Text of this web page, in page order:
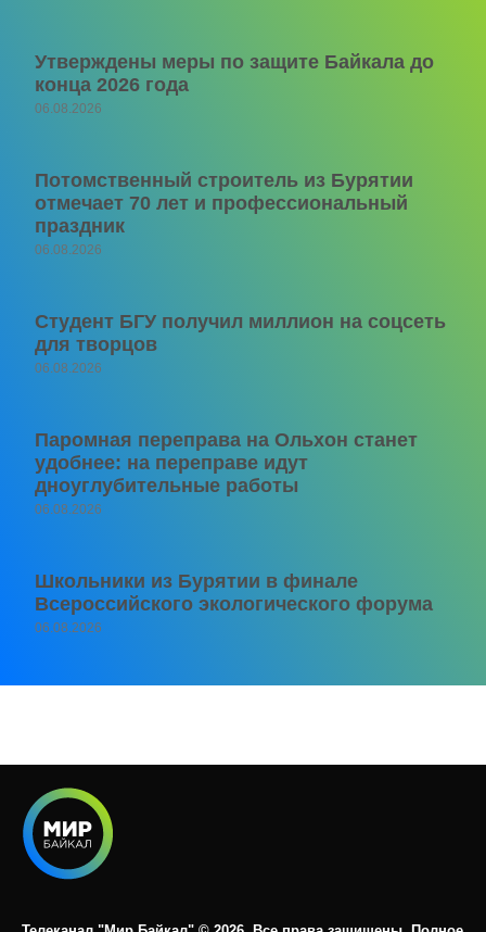
Утверждены меры по защите Байкала до
конца 2026 года
06.08.2026
Потомственный строитель из Бурятии
отмечает 70 лет и профессиональный
праздник
06.08.2026
Студент БГУ получил миллион на соцсеть
для творцов
06.08.2026
Паромная переправа на Ольхон станет
удобнее: на переправе идут
дноуглубительные работы
06.08.2026
Школьники из Бурятии в финале
Всероссийского экологического форума
06.08.2026